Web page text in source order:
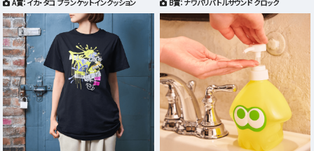
A賞：イカ・タコ ブランケットインクッション B賞：ナワバリバトルサウンド クロック